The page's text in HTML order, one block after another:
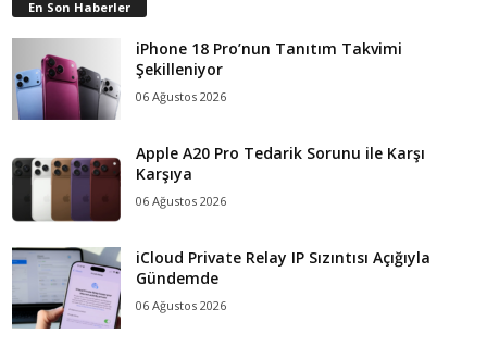
En Son Haberler
iPhone 18 Pro’nun Tanıtım Takvimi
Şekilleniyor
06 Ağustos 2026
Apple A20 Pro Tedarik Sorunu ile Karşı
Karşıya
06 Ağustos 2026
iCloud Private Relay IP Sızıntısı Açığıyla
Gündemde
06 Ağustos 2026